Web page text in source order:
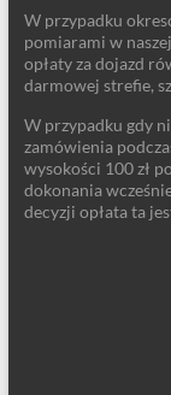
W przypadku
pomiarami w
opłaty za dojazd
darmowej strefie,
W przypadku gdy
zamówienia
wysokości 100 zł
dokonania
decyzji opłata ta